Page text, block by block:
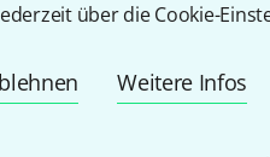
über die Cookie-
Weitere Infos